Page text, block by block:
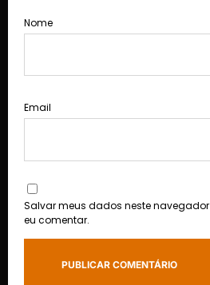
Nome
Email
Salvar meus dados neste
eu comentar.